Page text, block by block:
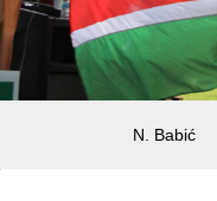
N. Babić